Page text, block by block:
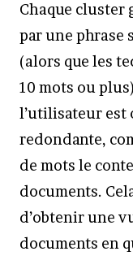
Chaque cluster
par une phrase
(alors que les
10 mots ou
l’utilisateur est
redondante,
de mots le
documents.
d’obtenir une
documents en